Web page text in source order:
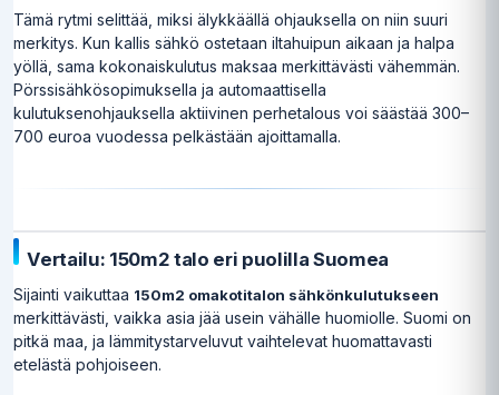
Tämä rytmi selittää, miksi älykkäällä ohjauksella on niin suuri
merkitys. Kun kallis sähkö ostetaan iltahuipun aikaan ja halpa
yöllä, sama kokonaiskulutus maksaa merkittävästi vähemmän.
Pörssisähkösopimuksella ja automaattisella
kulutuksenohjauksella aktiivinen perhetalous voi säästää 300–
700 euroa vuodessa pelkästään ajoittamalla.
Vertailu: 150m2 talo eri puolilla Suomea
Sijainti vaikuttaa 150m2 omakotitalon sähkönkulutukseen
merkittävästi, vaikka asia jää usein vähälle huomiolle. Suomi on
pitkä maa, ja lämmitystarveluvut vaihtelevat huomattavasti
etelästä pohjoiseen.